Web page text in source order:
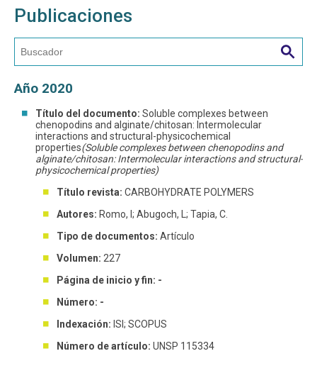
EXTENSIÓN
BIBLIOTECA
DEPARTAMENTOS
Estudiantes Académicos
Funcionarios Egresados
Publicaciones
Año 2020
Título del documento: Soluble complexes between
chenopodins and alginate/chitosan: Intermolecular
interactions and structural-physicochemical
properties(Soluble complexes between chenopodins and
alginate/chitosan: Intermolecular interactions and structural-
physicochemical properties)
Título revista: CARBOHYDRATE POLYMERS
Autores: Romo, I; Abugoch, L; Tapia, C.
Tipo de documentos: Artículo
Volumen: 227
Página de inicio y fin: -
Número: -
Indexación: ISI; SCOPUS
Número de artículo: UNSP 115334